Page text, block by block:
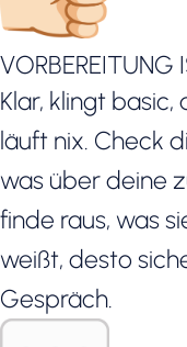
VORBEREITUNG
Klar, klingt
läuft nix. Check
was über deine
finde raus, was
weißt, desto
Gespräch.